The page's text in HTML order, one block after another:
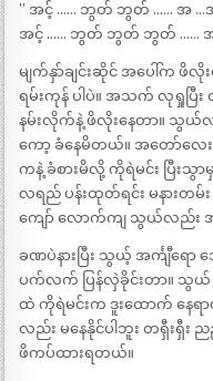
” အင့် …… ဘွတ် ဘွတ် …… အ …အ
အင့် …… ဘွတ် ဘွတ် ဘွတ် …… အ
မျက်နှာ်ချင်းဆိုင် အပေါ်က ဖိ
ရမ်းကုန် ပါပဲ။ အသက် လုရှုပြီး
နမ်းလိုက်နဲ့ ဖိလိုးနေတာ။ သွယ်လ
ကော့ ခံနေမိတယ်။ အတော်လေး
ကနဲ့ ခံစားမိလို့ ကိုရဲမင်း ပြီးသွ
လရည် ပန်းထုတ်ရင်း မနားတမ်
ကျော် လောက်ကျ သွယ်လည်း
ခဏပဲနားပြီး သွယ့် အင်္ကျီရော
ပက်လက် ပြန်လှဲခိုင်းတာ။ သွယ်
ထဲ ကိုရဲမင်းက ဒူးထောက် နေ
လည်း မနေနိုင်ပါဘူး တရှီးရှီး ည
ဖိကပ်ထားရတယ်။